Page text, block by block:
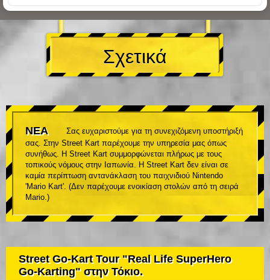
Σχετικά
ΝΕΑ
Σας ευχαριστούμε για τη συνεχιζόμενη υποστήριξή
σας. Στην Street Kart παρέχουμε την υπηρεσία μας όπως
συνήθως. Η Street Kart συμμορφώνεται πλήρως με τους
τοπικούς νόμους στην Ιαπωνία. Η Street Kart δεν είναι σε
καμία περίπτωση αντανάκλαση του παιχνιδιού Nintendo
'Mario Kart'. (Δεν παρέχουμε ενοικίαση στολών από τη σειρά
Mario.)
Street Go-Kart Tour "Real Life SuperHero
Go-Karting" στην Τόκιο.